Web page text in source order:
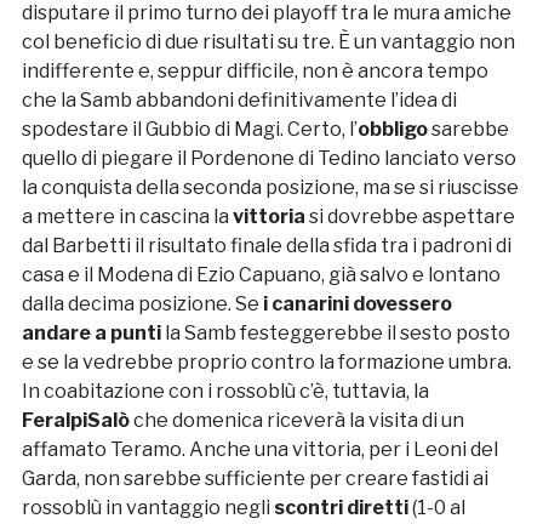
disputare il primo turno dei playoff tra le mura amiche
col beneficio di due risultati su tre. È un vantaggio non
indifferente e, seppur difficile, non è ancora tempo
che la Samb abbandoni definitivamente l’idea di
spodestare il Gubbio di Magi. Certo, l’obbligosarebbe
quello di piegare il Pordenone di Tedino lanciato verso
la conquista della seconda posizione, ma se si riuscisse
a mettere in cascina la vittoria si dovrebbe aspettare
dal Barbetti il risultato finale della sfida tra i padroni di
casa e il Modena di Ezio Capuano, già salvo e lontano
dalla decima posizione. Se i canarini dovessero
andare a punti la Samb festeggerebbe il sesto posto
e se la vedrebbe proprio contro la formazione umbra.
In coabitazione con i rossoblù c’è, tuttavia, la
FeralpiSalòche domenica riceverà la visita di un
affamato Teramo. Anche una vittoria, per i Leoni del
Garda, non sarebbe sufficiente per creare fastidi ai
rossoblù in vantaggio negli scontri diretti(1-0 al